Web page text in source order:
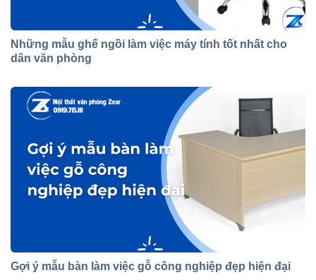
Những mẫu ghế ngồi làm việc máy tính tốt nhất cho
dân văn phòng
Gợi ý mẫu bàn làm việc gỗ công nghiệp đẹp hiện đại